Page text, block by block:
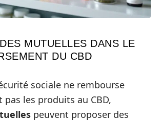
MUTUELLES DANS LE
DU CBD
sociale ne rembourse
pas les produits au CBD,
peuvent proposer des